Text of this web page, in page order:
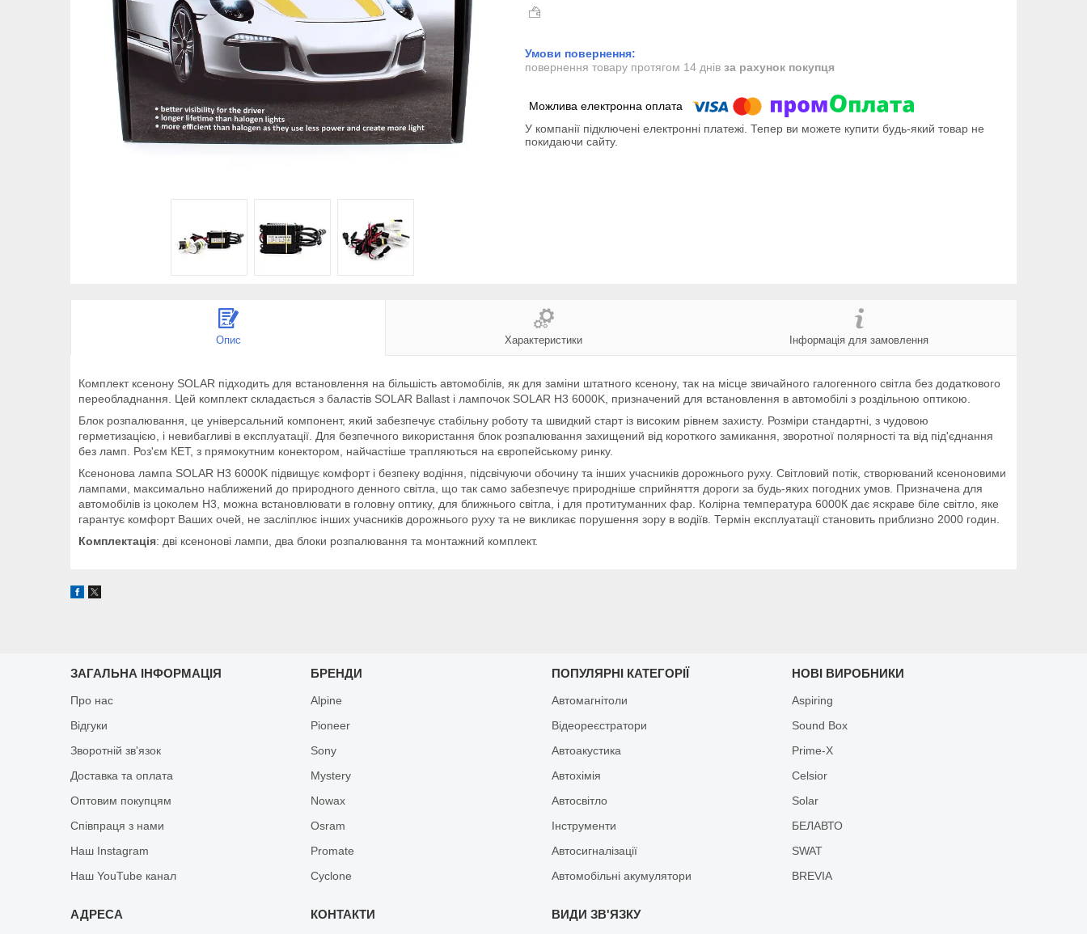
повернення товару протягом 14 днів за рахунок покупця
У компанії підключені електронні платежі. Тепер ви можете купити будь-який товар не
покидаючи сайту.
Опис Характеристики Інформація для замовлення
Комплект ксенону SOLAR підходить для встановлення на більшість автомобілів, як для заміни штатного ксенону, так на місце звичайного галогенного світла без додаткового
переобладнання. Цей комплект складається з баластів SOLAR Ballast і лампочок SOLAR H3 6000K, призначений для встановлення в автомобілі з роздільною оптикою.
Блок розпалювання, це універсальний компонент, який забезпечує стабільну роботу та швидкий старт із високим рівнем захисту. Розміри стандартні, з чудовою
герметизацією, і невибагливі в експлуатації. Для безпечного використання блок розпалювання захищений від короткого замикання, зворотної полярності та від під'єднання
без ламп. Роз'єм КЕТ, з прямокутним конектором, найчастіше трапляються на європейському ринку.
Ксенонова лампа SOLAR H3 6000K підвищує комфорт і безпеку водіння, підсвічуючи обочину та інших учасників дорожнього руху. Світловий потік, створюваний ксеноновими
лампами, максимально наближений до природного денного світла, що так само забезпечує природніше сприйняття дороги за будь-яких погодних умов. Призначена для
автомобілів із цоколем H3, можна встановлювати в головну оптику, для ближнього світла, і для протитуманних фар. Колірна температура 6000К дає яскраве біле світло, яке
гарантує комфорт Ваших очей, не засліплює інших учасників дорожнього руху та не викликає порушення зору в водіїв. Термін експлуатації становить приблизно 2000 годин.
Комплектація: дві ксенонові лампи, два блоки розпалювання та монтажний комплект.
ЗАГАЛЬНА ІНФОРМАЦІЯ
Про нас
Відгуки
Зворотній зв'язок
Доставка та оплата
Оптовим покупцям
Співпраця з нами
Наш Instagram
Наш YouTube канал
БРЕНДИ
Alpine
Pioneer
Sony
Mystery
Nowax
Osram
Promate
Cyclone
ПОПУЛЯРНІ КАТЕГОРІЇ
Автомагнітоли
Відеореєстратори
Автоакустика
Автохімія
Автосвітло
Інструменти
Автосигналізації
Автомобільні акумулятори
НОВІ ВИРОБНИКИ
Aspiring
Sound Box
Prime-X
Celsior
Solar
БЕЛАВТО
SWAT
BREVIA